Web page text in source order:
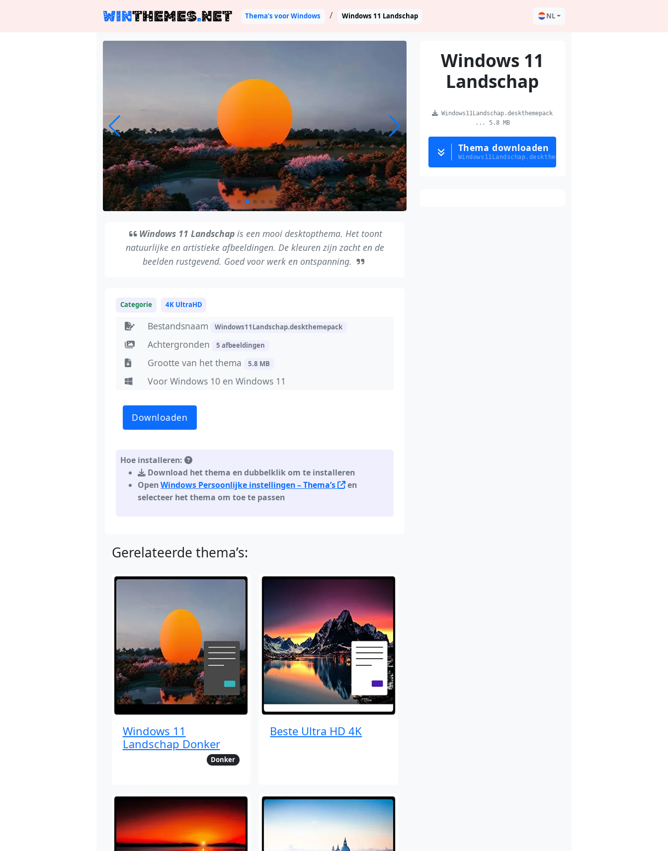
WINTHEMES.NET Thema’s voor Windows Windows 11 Landschap NL
Windows 11 Landschap is een mooi desktopthema. Het toont
natuurlijke en artistieke afbeeldingen. De kleuren zijn zacht en de
beelden rustgevend. Goed voor werk en ontspanning.
Categorie 4K UltraHD
Bestandsnaam Windows11Landschap.deskthemepack
Achtergronden 5 afbeeldingen
Grootte van het thema 5.8 MB
Voor Windows 10 en Windows 11
Downloaden
Hoe installeren:
Download het thema en dubbelklik om te installeren
OpenWindows Persoonlijke instellingen – Thema’s
en
selecteer het thema om toe te passen
Gerelateerde thema’s:
Windows 11
Landschap Donker
Donker
Beste Ultra HD 4K
Windows 11
Landschap
Windows11Landschap.deskthemepack
... 5.8 MB
Thema downloaden
Windows11Landschap.deskthemepack